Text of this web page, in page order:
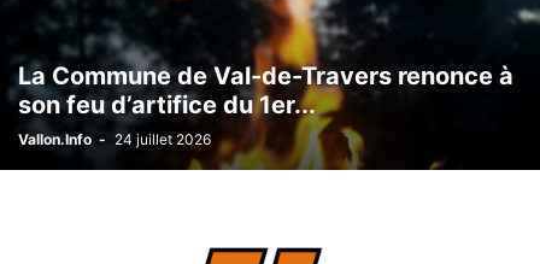
La Commune de Val-de-Travers renonce à
son feu d’artifice du 1er...
Vallon.Info - 24 juillet 2026